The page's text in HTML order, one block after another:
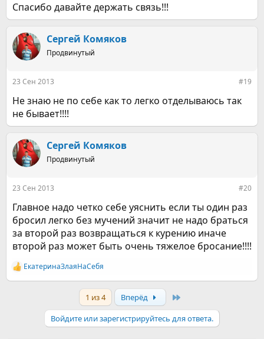
Спасибо давайте держать связь!!!
Сергей Комяков
Продвинутый
23 Сен 2013 #19
Не знаю не по себе как то легко отделываюсь так
не бывает!!!!
Сергей Комяков
Продвинутый
23 Сен 2013 #20
Главное надо четко себе уяснить если ты один раз
бросил легко без мучений значит не надо браться
за второй раз возвращаться к курению иначе
второй раз может быть очень тяжелое бросание!!!!
Р
е
ЕкатеринаЗлаяНаСебя
1 из 4 Вперёд
Войдите или зарегистрируйтесь для ответа.